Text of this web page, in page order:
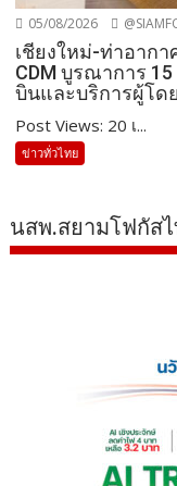
05/08/2026
เชียงใหม่-ท่าอาก
CDM บูรณาการ
บินและบริการผู้โด
Post Views: 20 เ...
ข่าวทั่วไทย
นสพ.สยามโฟกัส